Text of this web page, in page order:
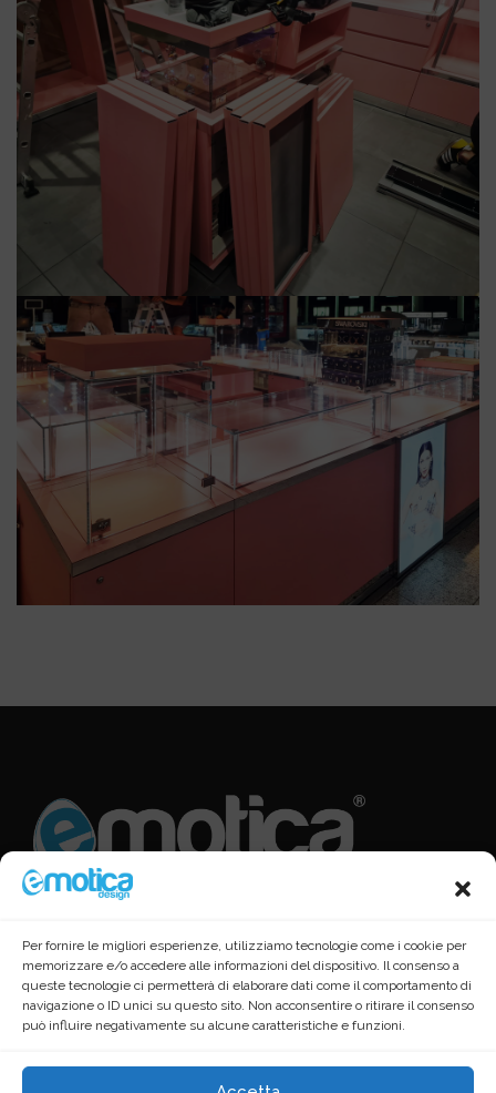
Per fornire le migliori esperienze, utilizziamo tecnologie come i cookie per
memorizzare e/o accedere alle informazioni del dispositivo. Il consenso a
queste tecnologie ci permetterà di elaborare dati come il comportamento di
navigazione o ID unici su questo sito. Non acconsentire o ritirare il consenso
può influire negativamente su alcune caratteristiche e funzioni.